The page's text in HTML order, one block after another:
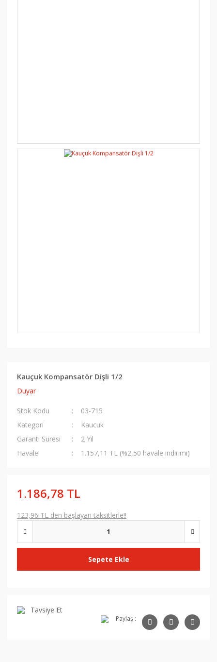
Kauçuk Kompansatör Dişli 1/2
Duyar
Stok Kodu
03-715
Kategori
Kaucuk
Garanti Süresi
2 Yıl
Havale
1.157,11 TL (%2,50 havale indirimi)
1.186,78 TL
123,96 TL den başlayan taksitlerle!!
Sepete Ekle
Tavsiye Et
Paylaş :